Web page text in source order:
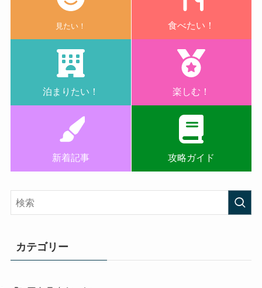
見たい！ 食べたい！
泊まりたい！ 楽しむ！
新着記事 攻略ガイド
カテゴリー